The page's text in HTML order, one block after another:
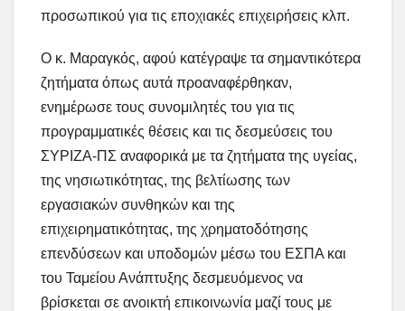
προσωπικού για τις εποχιακές επιχειρήσεις κλπ.
Ο κ. Μαραγκός, αφού κατέγραψε τα σημαντικότερα
ζητήματα όπως αυτά προαναφέρθηκαν,
ενημέρωσε τους συνομιλητές του για τις
προγραμματικές θέσεις και τις δεσμεύσεις του
ΣΥΡΙΖΑ-ΠΣ αναφορικά με τα ζητήματα της υγείας,
της νησιωτικότητας, της βελτίωσης των
εργασιακών συνθηκών και της
επιχειρηματικότητας, της χρηματοδότησης
επενδύσεων και υποδομών μέσω του ΕΣΠΑ και
του Ταμείου Ανάπτυξης δεσμευόμενος να
βρίσκεται σε ανοικτή επικοινωνία μαζί τους με